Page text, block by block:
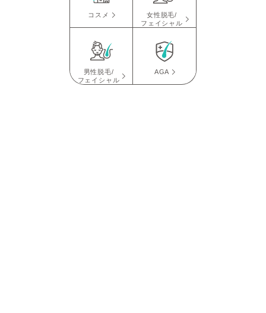
コスメ
女性脱毛/
フェイシャル
男性脱毛/
フェイシャル
AGA